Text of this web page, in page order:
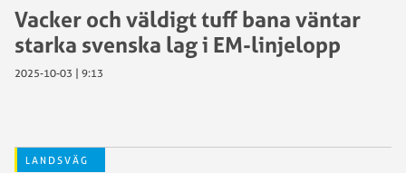
Vacker och väldigt tuff bana väntar
starka svenska lag i EM-linjelopp
2025-10-03 | 9:13
LANDSVÄG